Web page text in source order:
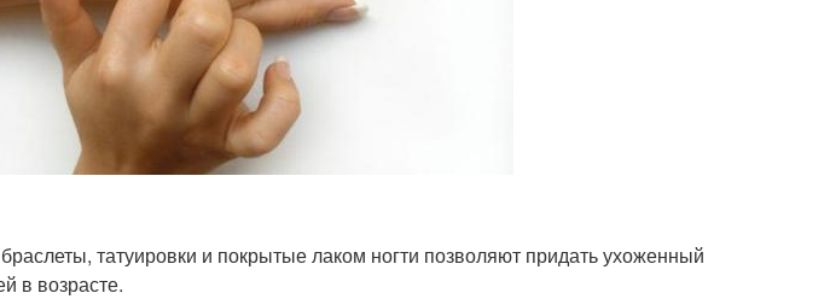
татуировки и покрытые лаком ногти позволяют придать ухоженный
в возрасте.